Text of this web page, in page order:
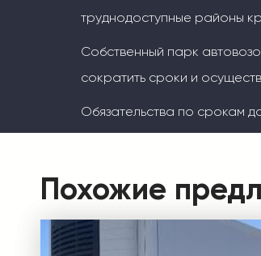
труднодоступные районы
Собственный парк
сократить сроки и
Обязательства по срокам
Похожие